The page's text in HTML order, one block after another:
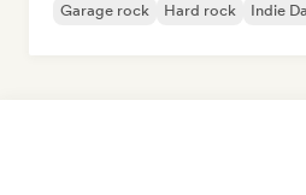
Garage rock
Hard rock Indie